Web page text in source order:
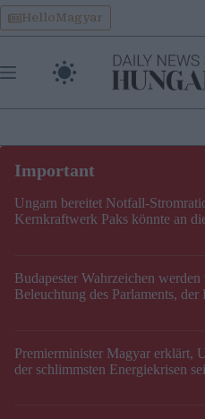
Skip
to
content
HelloMagyar
Ungarn bereitet Notfall-
Kernkraftwerk Paks könnte an
Budapester Wahrzeichen
Beleuchtung des Parlaments,
Premierminister Magyar erklärt,
der schlimmsten Energiekrisen